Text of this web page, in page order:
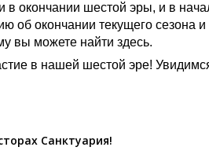
в окончании шестой эры, и в
об окончании текущего сезона
вы можете найти здесь.
в нашей шестой эре!
Санктуария!